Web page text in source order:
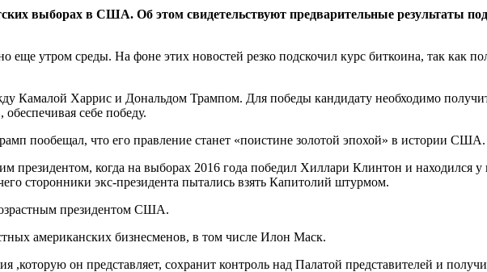
выборах в США. Об этом свидетельствуют предварительные результаты
еще утром среды. На фоне этих новостей резко подскочил курс биткоина, так как
Камалой Харрис и Дональдом Трампом. Для победы кандидату необходимо
себе победу.
пообещал, что его правление станет «поистине золотой эпохой» в истории США.
президентом, когда на выборах 2016 года победил Хиллари Клинтон и находился
сторонники экс-президента пытались взять Капитолий штурмом.
президентом США.
американских бизнесменов, в том числе Илон Маск.
,которую он представляет, сохранит контроль над Палатой представителей и